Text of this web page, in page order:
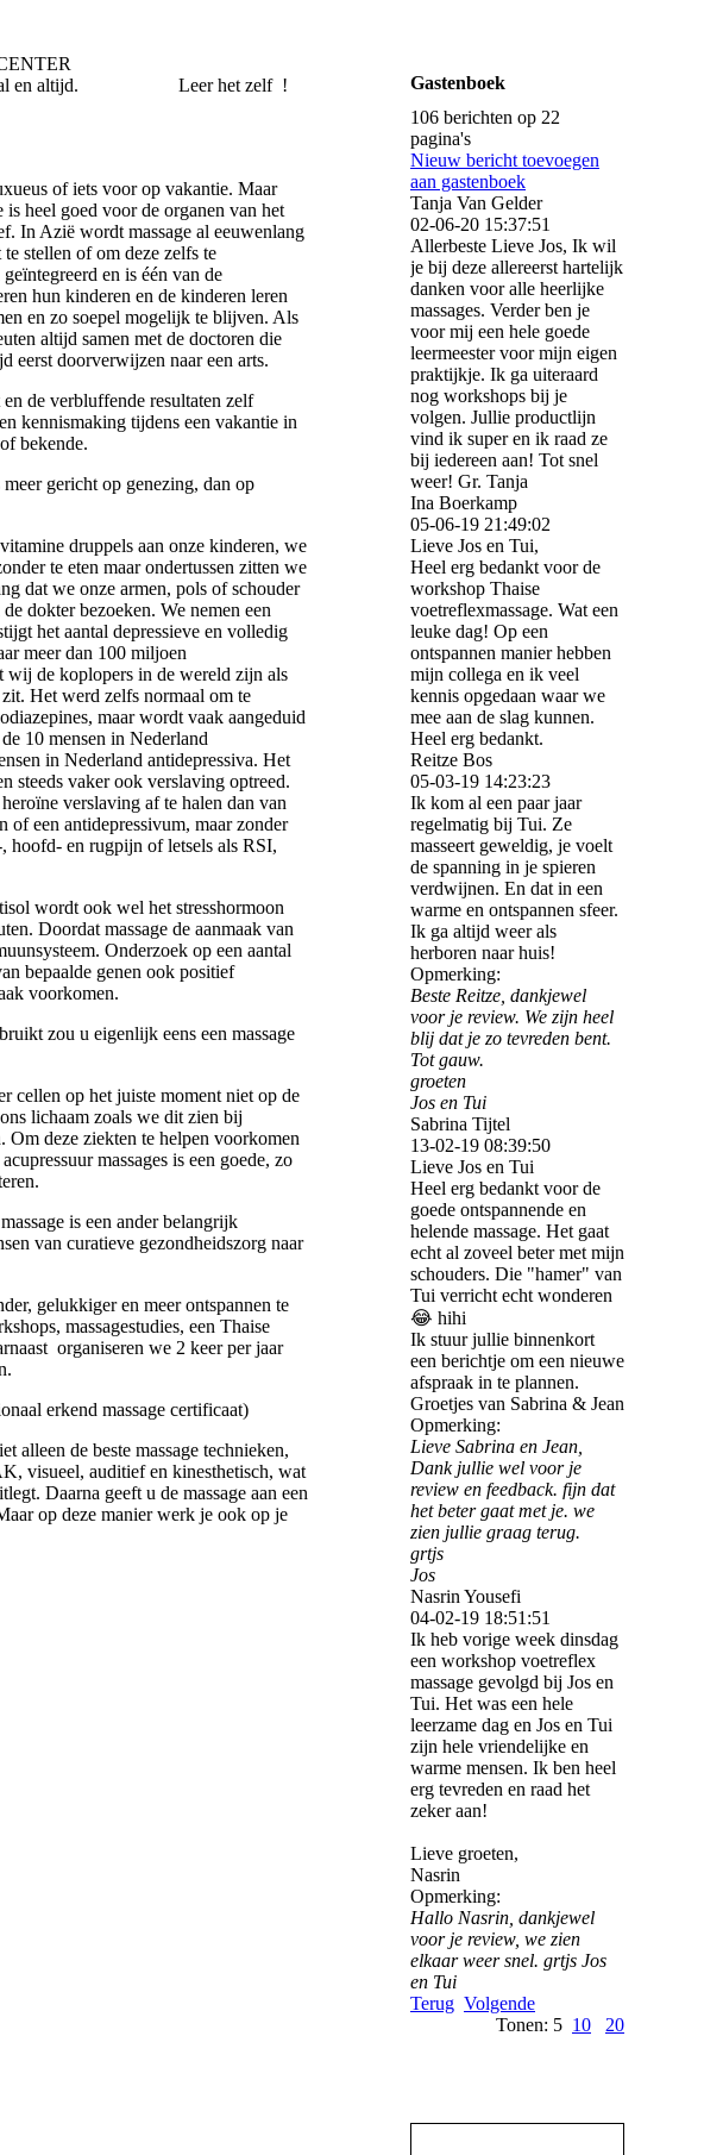
CENTER
en altijd. Leer het zelf !
of iets voor op vakantie. Maar
heel goed voor de organen van het
In Azië wordt massage al eeuwenlang
stellen of om deze zelfs te
en is één van de
hun kinderen en de kinderen leren
en zo soepel mogelijk te blijven. Als
altijd samen met de doctoren die
eerst doorverwijzen naar een arts.
en de verbluffende resultaten zelf
kennismaking tijdens een vakantie in
bekende.
gericht op genezing, dan op
druppels aan onze kinderen, we
te eten maar ondertussen zitten we
dat we onze armen, pols of schouder
dokter bezoeken. We nemen een
het aantal depressieve en volledig
meer dan 100 miljoen
wij de koplopers in de wereld zijn als
Het werd zelfs normaal om te
maar wordt vaak aangeduid
10 mensen in Nederland
in Nederland antidepressiva. Het
steeds vaker ook verslaving optreed.
verslaving af te halen dan van
of een antidepressivum, maar zonder
hoofd- en rugpijn of letsels als RSI,
wordt ook wel het stresshormoon
Doordat massage de aanmaak van
Onderzoek op een aantal
bepaalde genen ook positief
voorkomen.
zou u eigenlijk eens een massage
cellen op het juiste moment niet op de
lichaam zoals we dit zien bij
deze ziekten te helpen voorkomen
massages is een goede, zo
is een ander belangrijk
van curatieve gezondheidszorg naar
gelukkiger en meer ontspannen te
massagestudies, een Thaise
organiseren we 2 keer per jaar
erkend massage certificaat)
alleen de beste massage technieken,
visueel, auditief en kinesthetisch, wat
Daarna geeft u de massage aan een
op deze manier werk je ook op je
Gastenboek
106 berichten op 22
pagina's
Nieuw bericht toevoegen
aan gastenboek
Tanja Van Gelder
02-06-20 15:37:51
Allerbeste Lieve Jos, Ik wil
je bij deze allereerst hartelijk
danken voor alle heerlijke
massages. Verder ben je
voor mij een hele goede
leermeester voor mijn eigen
praktijkje. Ik ga uiteraard
nog workshops bij je
volgen. Jullie productlijn
vind ik super en ik raad ze
bij iedereen aan! Tot snel
weer! Gr. Tanja
Ina Boerkamp
05-06-19 21:49:02
Lieve Jos en Tui,
Heel erg bedankt voor de
workshop Thaise
voetreflexmassage. Wat een
leuke dag! Op een
ontspannen manier hebben
mijn collega en ik veel
kennis opgedaan waar we
mee aan de slag kunnen.
Heel erg bedankt.
Reitze Bos
05-03-19 14:23:23
Ik kom al een paar jaar
regelmatig bij Tui. Ze
masseert geweldig, je voelt
de spanning in je spieren
verdwijnen. En dat in een
warme en ontspannen sfeer.
Ik ga altijd weer als
herboren naar huis!
Opmerking:
Beste Reitze, dankjewel
voor je review. We zijn heel
blij dat je zo tevreden bent.
Tot gauw.
groeten
Jos en Tui
Sabrina Tijtel
13-02-19 08:39:50
Lieve Jos en Tui
Heel erg bedankt voor de
goede ontspannende en
helende massage. Het gaat
echt al zoveel beter met mijn
schouders. Die "hamer" van
Tui verricht echt wonderen
😂 hihi
Ik stuur jullie binnenkort
een berichtje om een nieuwe
afspraak in te plannen.
Groetjes van Sabrina & Jean
Opmerking:
Lieve Sabrina en Jean,
Dank jullie wel voor je
review en feedback. fijn dat
het beter gaat met je. we
zien jullie graag terug.
grtjs
Jos
Nasrin Yousefi
04-02-19 18:51:51
Ik heb vorige week dinsdag
een workshop voetreflex
massage gevolgd bij Jos en
Tui. Het was een hele
leerzame dag en Jos en Tui
zijn hele vriendelijke en
warme mensen. Ik ben heel
erg tevreden en raad het
zeker aan!
Lieve groeten,
Nasrin
Opmerking:
Hallo Nasrin, dankjewel
voor je review, we zien
elkaar weer snel. grtjs Jos
en Tui
Terug Volgende
Tonen: 5 10 20